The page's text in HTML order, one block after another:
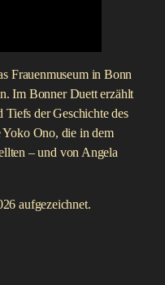
Frauenmuseum in Bonn
Im Bonner Duett erzählt
der Geschichte des
Ono, die in dem
– und von Angela
aufgezeichnet.